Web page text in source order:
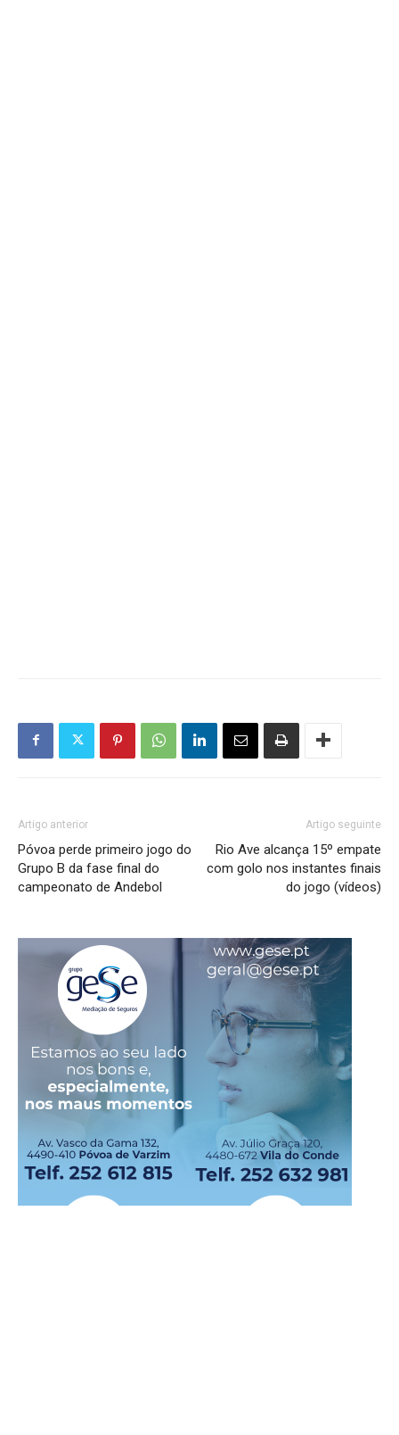
Artigo anterior
Póvoa perde primeiro jogo do
Grupo B da fase final do
campeonato de Andebol
Artigo seguinte
Rio Ave alcança 15º empate
com golo nos instantes finais
do jogo (vídeos)